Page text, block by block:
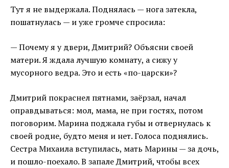
Тут я не выдержала. Поднялась — нога затекла,
пошатнулась — и уже громче спросила:
— Почему я у двери, Дмитрий? Объясни своей
матери. Я ждала лучшую комнату, а сижу у
мусорного ведра. Это и есть «по-царски»?
Дмитрий покраснел пятнами, заёрзал, начал
оправдываться: мол, мама, не при гостях, потом
поговорим. Марина поджала губы и отвернулась к
своей родне, будто меня и нет. Голоса поднялись.
Сестра Михаила вступилась, мать Марины — за дочь,
и пошло-поехало. В запале Дмитрий, чтобы всех